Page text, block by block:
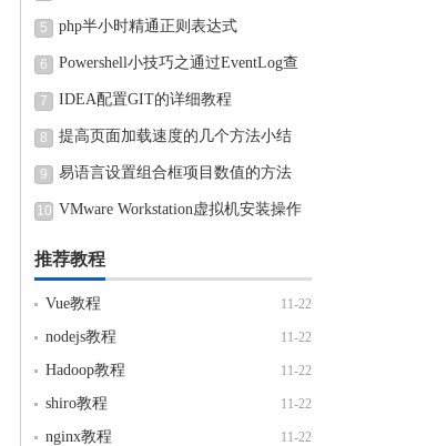
5 php半小时精通正则表达式
6
Powershell小技巧之通过EventLog查
看近期电脑开机和关机时间
7 IDEA配置GIT的详细教程
8 提高页面加载速度的几个方法小结
9 易语言设置组合框项目数值的方法
10 VMware Workstation虚拟机安装操作
推荐教程
11-22
Vue教程
11-22
nodejs教程
11-22
Hadoop教程
11-22
shiro教程
11-22
nginx教程